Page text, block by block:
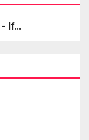
If...